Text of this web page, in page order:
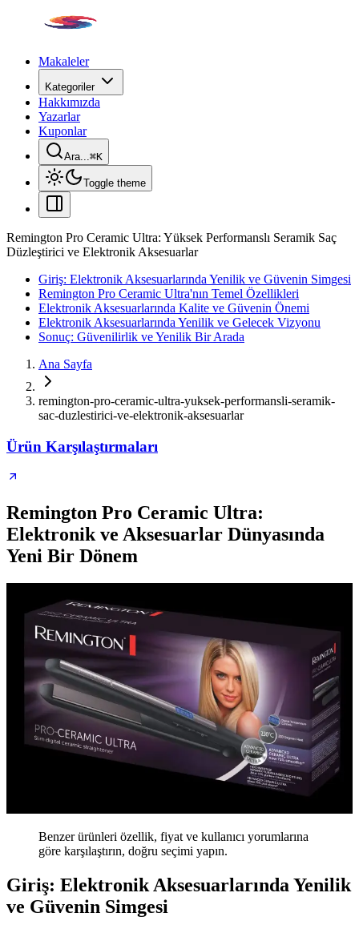
Makaleler
Kategoriler
Hakkımızda
Yazarlar
Kuponlar
Ara...⌘K
Toggle theme
Remington Pro Ceramic Ultra: Yüksek Performanslı Seramik Saç
Düzleştirici ve Elektronik Aksesuarlar
Giriş: Elektronik Aksesuarlarında Yenilik ve Güvenin Simgesi
Remington Pro Ceramic Ultra'nın Temel Özellikleri
Elektronik Aksesuarlarında Kalite ve Güvenin Önemi
Elektronik Aksesuarlarında Yenilik ve Gelecek Vizyonu
Sonuç: Güvenilirlik ve Yenilik Bir Arada
Ana Sayfa
remington-pro-ceramic-ultra-yuksek-performansli-seramik-
sac-duzlestirici-ve-elektronik-aksesuarlar
Ürün Karşılaştırmaları
Remington Pro Ceramic Ultra:
Elektronik ve Aksesuarlar Dünyasında
Yeni Bir Dönem
Benzer ürünleri özellik, fiyat ve kullanıcı yorumlarına
göre karşılaştırın, doğru seçimi yapın.
Giriş: Elektronik Aksesuarlarında Yenilik
ve Güvenin Simgesi